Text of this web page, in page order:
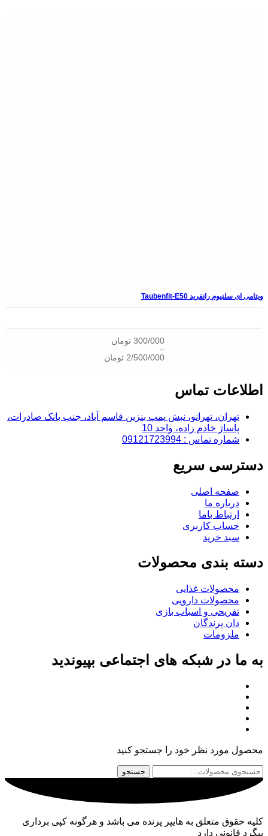
ویتامی ای سلنیوم رانفرید Taubenfit-E50
300/000 تومان
–
2/500/000 تومان
اطلاعات تماس
تهران، تهرانو، نبش پمپ بنزین قاسم آباد، جنب بانک صادرات،
پاساژ خادم زاده، واحد 10
شماره تماس : 09121723994
دسترسی سریع
صفحه اصلی
درباره ما
ارتباط باما
حساب کاربری
سبد خرید
دسته بندی محصولات
محصولات غذایی
محصولات دارویی
تفریحی و اسباب بازی
دان پرندگان
ملزومات
به ما در شبکه های اجتماعی بپیوندید
محصول مورد نظر خود را جستجو کنید
جستجو
برای:
جستجو
کلیه حقوق متعلق به هایپر پرنده می باشد و هرگونه کپی برداری
پیگرد قانونی دارد